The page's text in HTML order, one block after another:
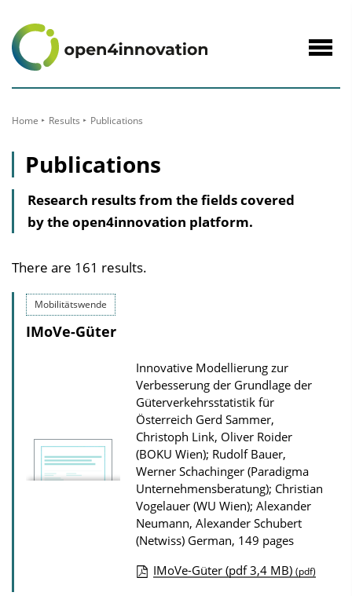
Content
Home Results Publications
Publications
Research results from the fields covered
by the open4innovation platform.
There are 161 results.
Mobilitätswende
IMoVe-Güter
Innovative Modellierung zur
Verbesserung der Grundlage der
Güterverkehrsstatistik für
Österreich Gerd Sammer,
Christoph Link, Oliver Roider
(BOKU Wien); Rudolf Bauer,
Werner Schachinger (Paradigma
Unternehmensberatung); Christian
Vogelauer (WU Wien); Alexander
Neumann, Alexander Schubert
(Netwiss) German, 149 pages
IMoVe-Güter (pdf 3,4 MB) (pdf)